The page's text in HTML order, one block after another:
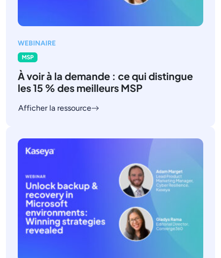
WEBINAIRE
MSP
À voir à la demande : ce qui distingue
les 15 % des meilleurs MSP
Afficher la ressource